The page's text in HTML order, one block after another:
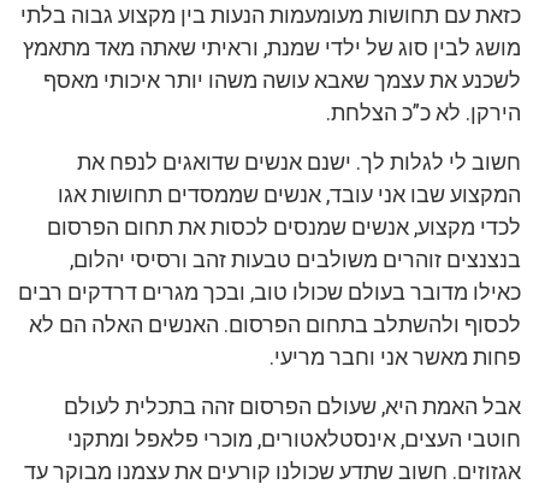
כזאת עם תחושות מעומעמות הנעות בין מקצוע גבוה בלתי
מושג לבין סוג של ילדי שמנת, וראיתי שאתה מאד מתאמץ
לשכנע את עצמך שאבא עושה משהו יותר איכותי מאסף
הירקן. לא כ”כ הצלחת.
חשוב לי לגלות לך. ישנם אנשים שדואגים לנפח את
המקצוע שבו אני עובד, אנשים שממסדים תחושות אגו
לכדי מקצוע, אנשים שמנסים לכסות את תחום הפרסום
בנצנצים זוהרים משולבים טבעות זהב ורסיסי יהלום,
כאילו מדובר בעולם שכולו טוב, ובכך מגרים דרדקים רבים
לכסוף ולהשתלב בתחום הפרסום. האנשים האלה הם לא
פחות מאשר אני וחבר מריעי.
אבל האמת היא, שעולם הפרסום זהה בתכלית לעולם
חוטבי העצים, אינסטלאטורים, מוכרי פלאפל ומתקני
אגזוזים. חשוב שתדע שכולנו קורעים את עצמנו מבוקר עד